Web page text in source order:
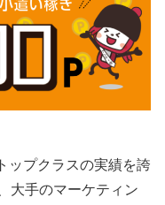
ップクラスの実績を誇
大手のマーケティン